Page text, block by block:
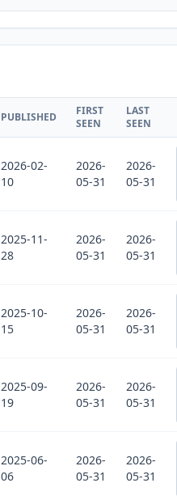
PUBLISHED
FIRST
SEEN
LAST
SEEN
2026-02-
10
2026-
05-31
2026-
05-31
2025-11-
28
2026-
05-31
2026-
05-31
2025-10-
15
2026-
05-31
2026-
05-31
2025-09-
19
2026-
05-31
2026-
05-31
2025-06-
06
2026-
05-31
2026-
05-31